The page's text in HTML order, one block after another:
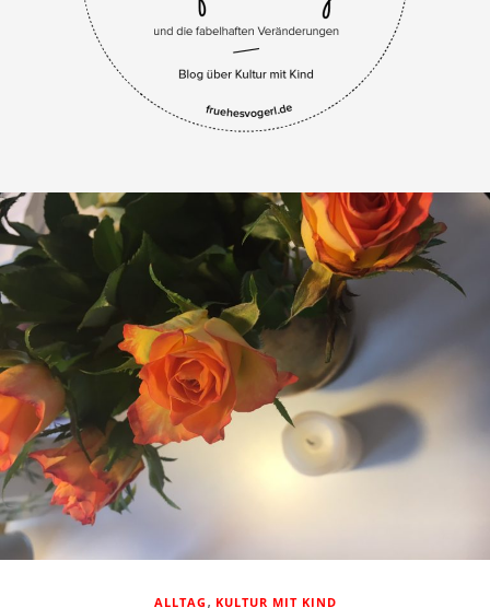
ALLTAG , KULTUR MIT KIND